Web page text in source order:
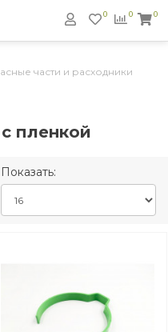
0
0 0
части и расходники
пленкой
Показать: